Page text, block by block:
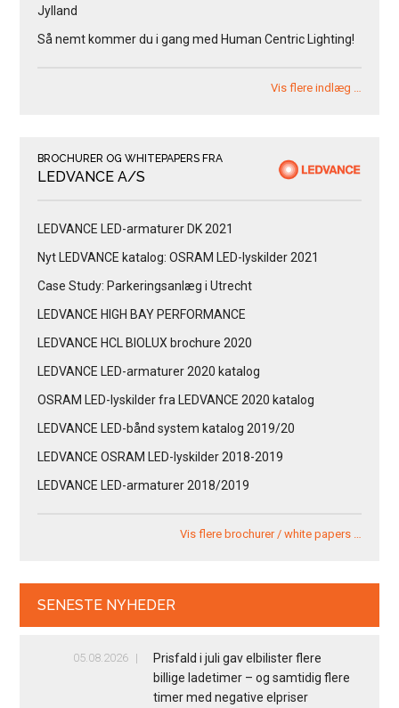
Jylland
Så nemt kommer du i gang med Human Centric Lighting!
Vis flere indlæg …
BROCHURER OG WHITEPAPERS FRA
LEDVANCE A/S
LEDVANCE LED-armaturer DK 2021
Nyt LEDVANCE katalog: OSRAM LED-lyskilder 2021
Case Study: Parkeringsanlæg i Utrecht
LEDVANCE HIGH BAY PERFORMANCE
LEDVANCE HCL BIOLUX brochure 2020
LEDVANCE LED-armaturer 2020 katalog
OSRAM LED-lyskilder fra LEDVANCE 2020 katalog
LEDVANCE LED-bånd system katalog 2019/20
LEDVANCE OSRAM LED-lyskilder 2018-2019
LEDVANCE LED-armaturer 2018/2019
Vis flere brochurer / white papers …
SENESTE NYHEDER
05.08.2026
Prisfald i juli gav elbilister flere
billige ladetimer – og samtidig flere
timer med negative elpriser